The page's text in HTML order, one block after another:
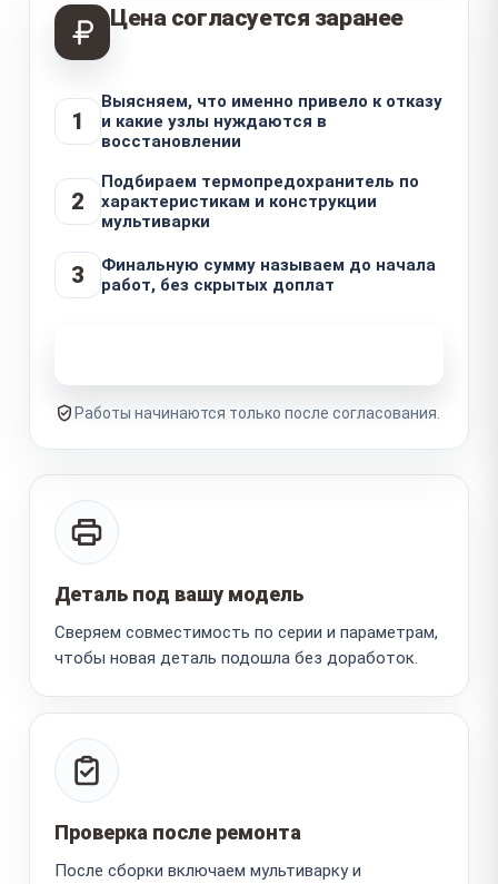
Цена согласуется заранее
1
Выясняем, что именно привело к отказу
и какие узлы нуждаются в
восстановлении
2
Подбираем термопредохранитель по
характеристикам и конструкции
мультиварки
3
Финальную сумму называем до начала
работ, без скрытых доплат
Работы начинаются только после согласования.
Деталь под вашу модель
Сверяем совместимость по серии и параметрам,
чтобы новая деталь подошла без доработок.
Проверка после ремонта
После сборки включаем мультиварку и